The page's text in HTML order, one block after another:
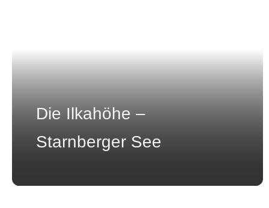
Die Ilkahöhe –
Starnberger See